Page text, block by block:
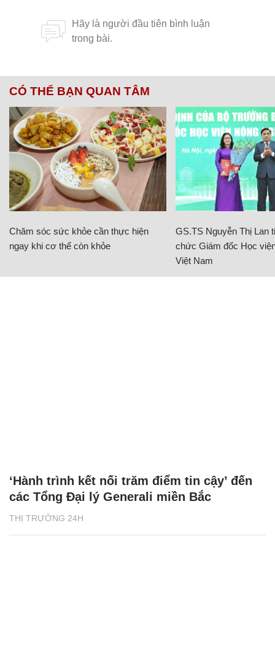
CÓ THỂ BẠN QUAN TÂM
Chăm sóc sức khỏe cần thực hiện
ngay khi cơ thể còn khỏe
GS.TS Nguyễn Thị Lan
chức Giám đốc Học
Việt Nam
THỊ TRƯỜNG 24H
‘Hành trình kết nối trăm điểm tin cậy’ đến
các Tổng Đại lý Generali miền Bắc